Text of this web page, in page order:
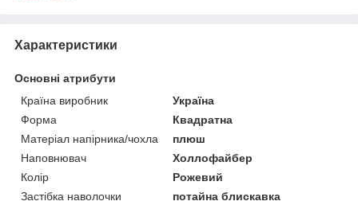
Характеристики
Основні атрибути
Країна виробник
Україна
Форма
Квадратна
Матеріал напірника/чохла
плюш
Наповнювач
Холлофайбер
Колір
Рожевий
Застібка наволочки
потайна блискавка